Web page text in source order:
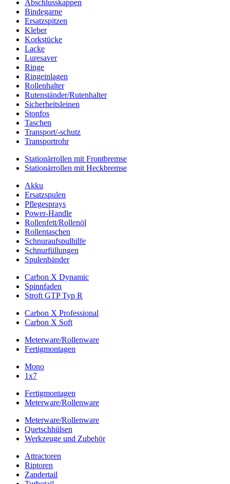
Abschlusskappen
Bindegarne
Ersatzspitzen
Kleber
Korkstücke
Lacke
Luresaver
Ringe
Ringeinlagen
Rollenhalter
Rutenständer/Rutenhalter
Sicherheitsleinen
Stonfos
Taschen
Transport/-schutz
Transportrohr
Stationärrollen mit Frontbremse
Stationärrollen mit Heckbremse
Akku
Ersatzspulen
Pflegesprays
Power-Handle
Rollenfett/Rollenöl
Rollentaschen
Schnuraufspulhilfe
Schnurfüllungen
Spulenbänder
Carbon X Dynamic
Spinnfaden
Stroft GTP Typ R
Carbon X Professional
Carbon X Soft
Meterware/Rollenware
Fertigmontagen
Mono
1x7
Fertigmontagen
Meterware/Rollenware
Meterware/Rollenware
Quetschhülsen
Werkzeuge und Zubehör
Attractoren
Riptoren
Zandertail